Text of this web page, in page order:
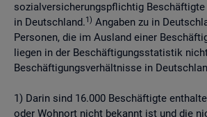
sozialversicherungspflichtig
in Deutschland.1) Angaben zu in
Personen, die im Ausland einer
liegen in der Beschäftigungsstatistik
Beschäftigungsverhältnisse in
1) Darin sind 16.000 Beschäftigte
oder Wohnort nicht bekannt ist und die